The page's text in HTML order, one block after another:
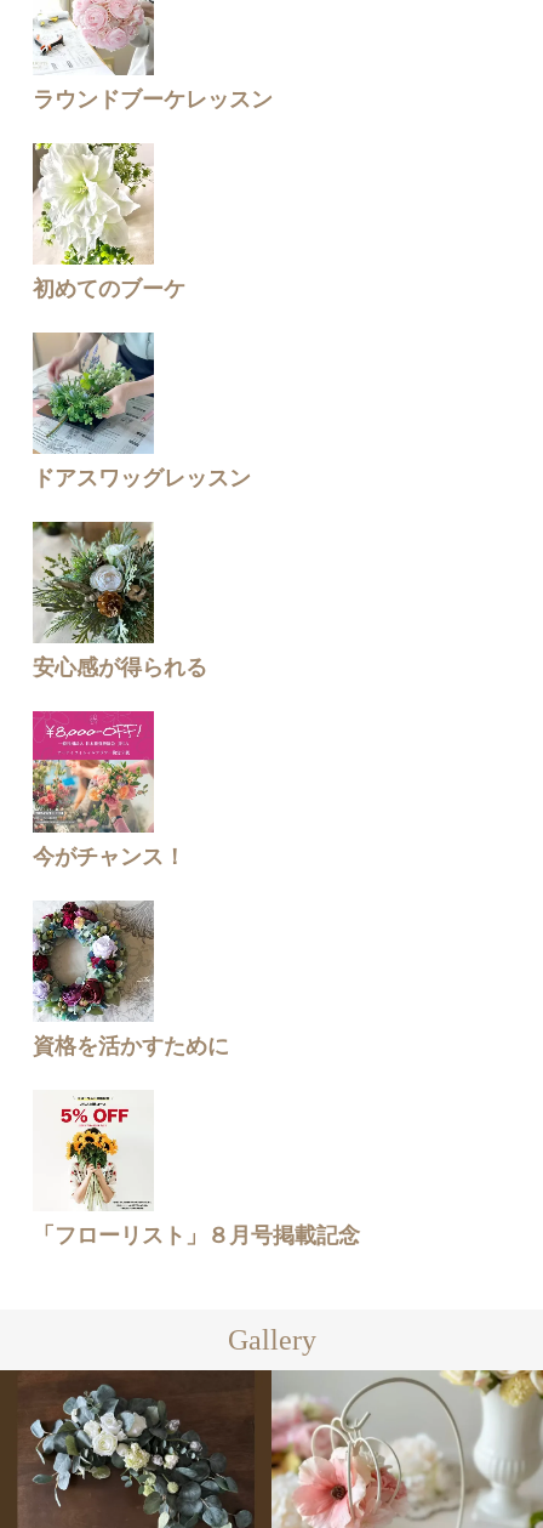
ラウンドブーケレッスン
初めてのブーケ
ドアスワッグレッスン
安心感が得られる
今がチャンス！
資格を活かすために
「フローリスト」８月号掲載記念
Gallery